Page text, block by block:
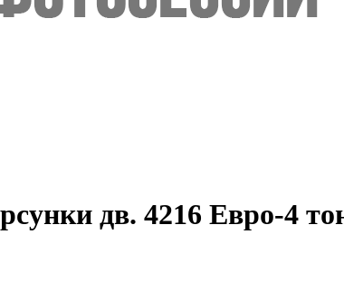
дв. 4216 Евро-4